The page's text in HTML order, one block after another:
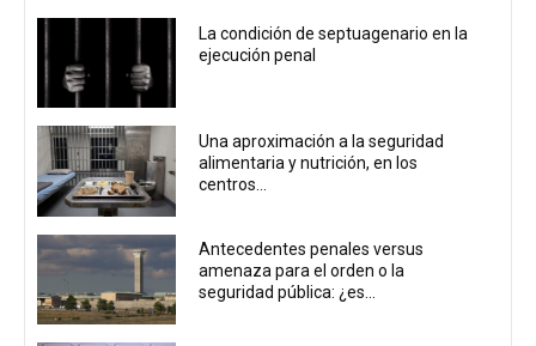
La condición de septuagenario en la
ejecución penal
Una aproximación a la seguridad
alimentaria y nutrición, en los
centros...
Antecedentes penales versus
amenaza para el orden o la
seguridad pública: ¿es...